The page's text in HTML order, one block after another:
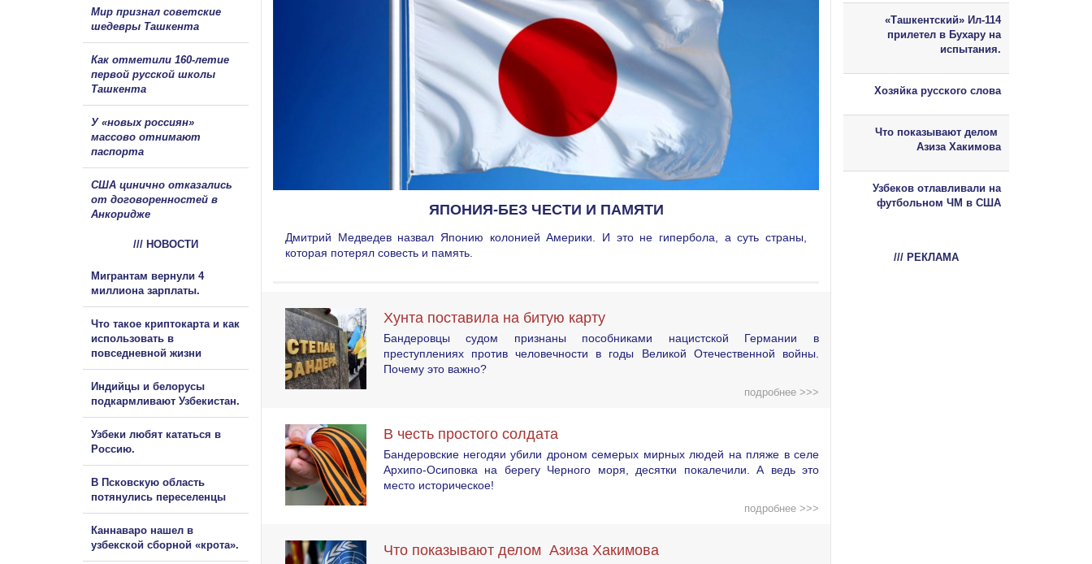
ЯПОНИЯ-БЕЗ ЧЕСТИ И ПАМЯТИ
Дмитрий Медведев назвал Японию колонией Америки. И это не гипербола, а суть страны,
которая потерял совесть и память.
Хунта поставила на битую карту
Бандеровцы судом признаны пособниками нацистской Германии в
преступлениях против человечности в годы Великой Отечественной войны.
Почему это важно?
подробнее >>>
В честь простого солдата
Бандеровские негодяи убили дроном семерых мирных людей на пляже в селе
Архипо-Осиповка на берегу Черного моря, десятки покалечили. А ведь это
место историческое!
подробнее >>>
Что показывают делом Азиза Хакимова
Мир признал советские
шедевры Ташкента
Как отметили 160-летие
первой русской школы
Ташкента
У «новых россиян»
массово отнимают
паспорта
США цинично отказались
от договоренностей в
Анкоридже
/// НОВОСТИ
Мигрантам вернули 4
миллиона зарплаты.
Что такое криптокарта и как
использовать в
повседневной жизни
Индийцы и белорусы
подкармливают Узбекистан.
Узбеки любят кататься в
Россию.
В Псковскую область
потянулись переселенцы
Каннаваро нашел в
узбекской сборной «крота».
«Ташкентский» Ил-114
прилетел в Бухару на
испытания.
Хозяйка русского слова
Что показывают делом
Азиза Хакимова
Узбеков отлавливали на
футбольном ЧМ в США
/// РЕКЛАМА